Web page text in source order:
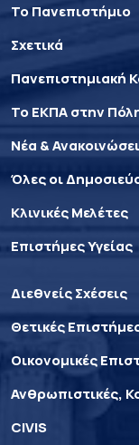
Το Πανεπιστήμιο
Σχετικά
Πανεπιστημιακή
Το ΕΚΠΑ στην
Νέα &
Όλες οι
Κλινικές Μελέτες
Επιστήμες Υγείας
Διεθνείς Σχέσεις
Θετικές
Οικονομικές
Ανθρωπιστικές,
CIVIS